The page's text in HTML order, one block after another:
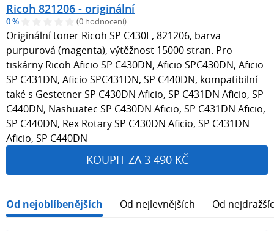
Ricoh 821206 - originální
0 % (0 hodnocení)
Originální toner Ricoh SP C430E, 821206, barva
purpurová (magenta), výtěžnost 15000 stran. Pro
tiskárny Ricoh Aficio SP C430DN, Aficio SPC430DN, Aficio
SP C431DN, Aficio SPC431DN, SP C440DN, kompatibilní
také s Gestetner SP C430DN Aficio, SP C431DN Aficio, SP
C440DN, Nashuatec SP C430DN Aficio, SP C431DN Aficio,
SP C440DN, Rex Rotary SP C430DN Aficio, SP C431DN
Aficio, SP C440DN
KOUPIT ZA 3 490 KČ
Od nejoblíbenějších Od nejlevnějších Od